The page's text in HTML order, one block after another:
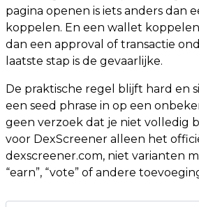
pagina openen is iets anders dan
koppelen. En een wallet
dan een approval of transactie
laatste stap is de gevaarlijke.
De praktische regel blijft hard en
een seed phrase in op een
geen verzoek dat je niet volledig
voor DexScreener alleen het
dexscreener.com, niet varianten
“earn”, “vote” of andere